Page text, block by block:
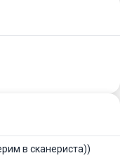
в сканериста))